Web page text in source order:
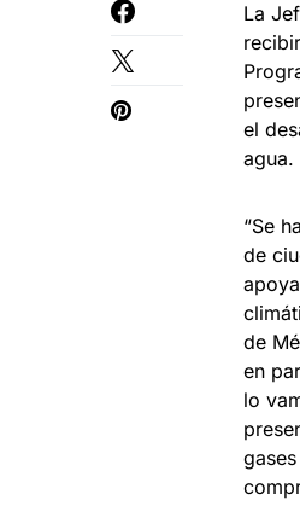
La
el
agua.
“Se
de
de
en
lo